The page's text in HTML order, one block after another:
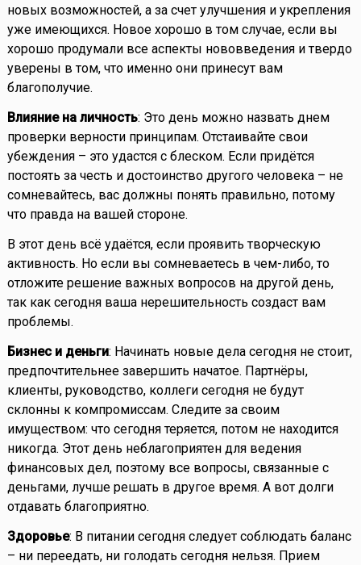
новых возможностей, а за счет улучшения и укрепления
уже имеющихся. Новое хорошо в том случае, если вы
хорошо продумали все аспекты нововведения и твердо
уверены в том, что именно они принесут вам
благополучие.
Влияние на личность: Это день можно назвать днем
проверки верности принципам. Отстаивайте свои
убеждения – это удастся с блеском. Если придётся
постоять за честь и достоинство другого человека – не
сомневайтесь, вас должны понять правильно, потому
что правда на вашей стороне.
В этот день всё удаётся, если проявить творческую
активность. Но если вы сомневаетесь в чем-либо, то
отложите решение важных вопросов на другой день,
так как сегодня ваша нерешительность создаст вам
проблемы.
Бизнес и деньги: Начинать новые дела сегодня не стоит,
предпочтительнее завершить начатое. Партнёры,
клиенты, руководство, коллеги сегодня не будут
склонны к компромиссам. Следите за своим
имуществом: что сегодня теряется, потом не находится
никогда. Этот день неблагоприятен для ведения
финансовых дел, поэтому все вопросы, связанные с
деньгами, лучше решать в другое время. А вот долги
отдавать благоприятно.
Здоровье: В питании сегодня следует соблюдать баланс
– ни переедать, ни голодать сегодня нельзя. Прием